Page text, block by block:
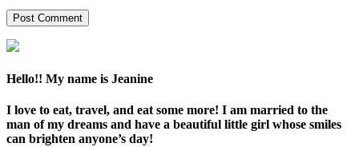
Hello!! My name is Jeanine
I love to eat, travel, and eat some more! I am married to the
man of my dreams and have a beautiful little girl whose smiles
can brighten anyone’s day!